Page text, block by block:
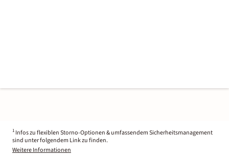
1 Infos zu flexiblen Storno-Optionen & umfassendem Sicherheitsmanagement
sind unter folgendem Link zu finden.
Weitere Informationen